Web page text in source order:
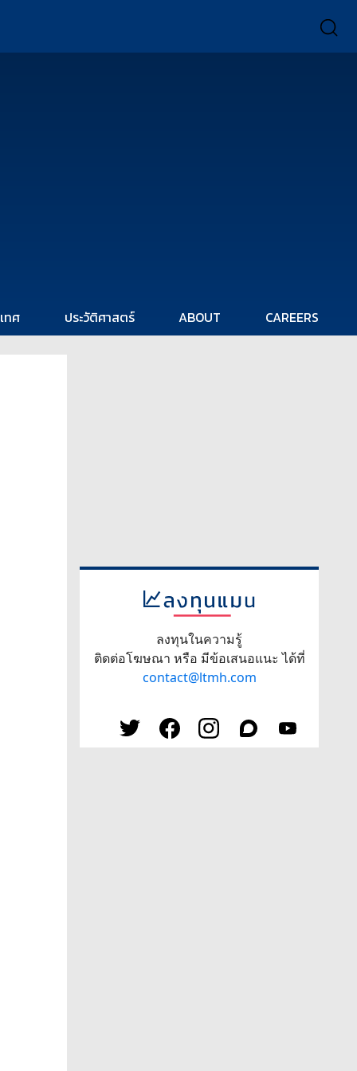
ทศ ประวัติศาสตร์ ABOUT CAREERS
ลงทุนในความรู้
ติดต่อโฆษณา หรือ มีข้อเสนอแนะ ได้ที่
contact@ltmh.com